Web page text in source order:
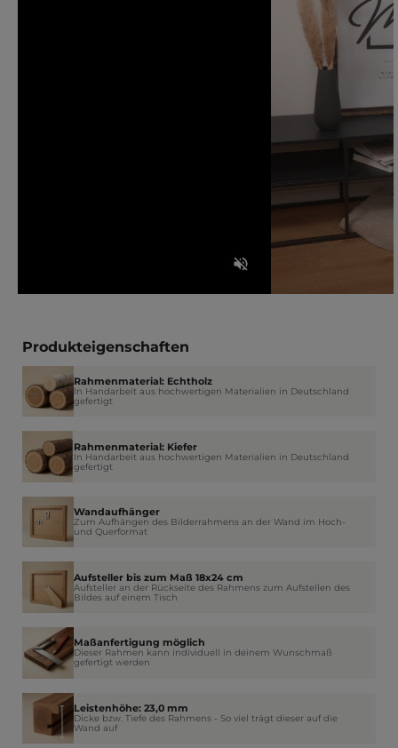
Produkteigenschaften
Rahmenmaterial: Echtholz
In Handarbeit aus hochwertigen Materialien in Deutschland
gefertigt
Rahmenmaterial: Kiefer
In Handarbeit aus hochwertigen Materialien in Deutschland
gefertigt
Wandaufhänger
Zum Aufhängen des Bilderrahmens an der Wand im Hoch-
und Querformat
Aufsteller bis zum Maß 18x24 cm
Aufsteller an der Rückseite des Rahmens zum Aufstellen des
Bildes auf einem Tisch
Maßanfertigung möglich
Dieser Rahmen kann individuell in deinem Wunschmaß
gefertigt werden
Leistenhöhe: 23,0 mm
Dicke bzw. Tiefe des Rahmens - So viel trägt dieser auf die
Wand auf